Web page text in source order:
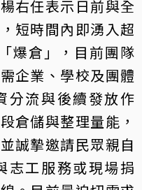
右任表示日前與全
短時間內即湧入超
爆倉」，目前團隊
企業、學校及團體
分流與後續發放作
倉儲與整理量能，
誠摯邀請民眾親自
志工服務或現場捐